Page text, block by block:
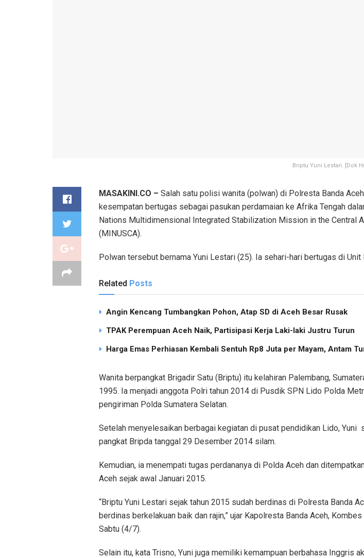
Briptu Yuni Lestari. [Dok
MASAKINI.CO – Salah satu polisi wanita (polwan) di Polresta Banda
kesempatan bertugas sebagai pasukan perdamaian ke Afrika Tengah
Nations Multidimensional Integrated Stabilization Mission in the Central
(MINUSCA).
Polwan tersebut bernama Yuni Lestari (25). Ia sehari-hari bertugas di Unit
Related Posts
Angin Kencang Tumbangkan Pohon, Atap SD di Aceh Besar Rusak
TPAK Perempuan Aceh Naik, Partisipasi Kerja Laki-laki Justru Turun
Harga Emas Perhiasan Kembali Sentuh Rp8 Juta per Mayam, Antam
Wanita berpangkat Brigadir Satu (Briptu) itu kelahiran Palembang,
1995. Ia menjadi anggota Polri tahun 2014 di Pusdik SPN Lido Polda
pengiriman Polda Sumatera Selatan.
Setelah menyelesaikan berbagai kegiatan di pusat pendidikan Lido, Yuni
pangkat Bripda tanggal 29 Desember 2014 silam.
Kemudian, ia menempati tugas perdananya di Polda Aceh dan
Aceh sejak awal Januari 2015.
“Briptu Yuni Lestari sejak tahun 2015 sudah berdinas di Polresta Banda
berdinas berkelakuan baik dan rajin,” ujar Kapolresta Banda Aceh,
Sabtu (4/7).
Selain itu, kata Trisno, Yuni juga memiliki kemampuan berbahasa Inggris